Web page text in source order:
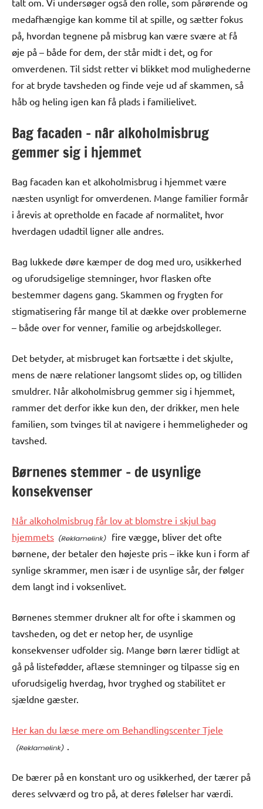
talt om. Vi undersøger også den rolle, som pårørende og
medafhængige kan komme til at spille, og sætter fokus
på, hvordan tegnene på misbrug kan være svære at få
øje på – både for dem, der står midt i det, og for
omverdenen. Til sidst retter vi blikket mod mulighederne
for at bryde tavsheden og finde veje ud af skammen, så
håb og heling igen kan få plads i familielivet.
Bag facaden – når alkoholmisbrug
gemmer sig i hjemmet
Bag facaden kan et alkoholmisbrug i hjemmet være
næsten usynligt for omverdenen. Mange familier formår
i årevis at opretholde en facade af normalitet, hvor
hverdagen udadtil ligner alle andres.
Bag lukkede døre kæmper de dog med uro, usikkerhed
og uforudsigelige stemninger, hvor flasken ofte
bestemmer dagens gang. Skammen og frygten for
stigmatisering får mange til at dække over problemerne
– både over for venner, familie og arbejdskolleger.
Det betyder, at misbruget kan fortsætte i det skjulte,
mens de nære relationer langsomt slides op, og tilliden
smuldrer. Når alkoholmisbrug gemmer sig i hjemmet,
rammer det derfor ikke kun den, der drikker, men hele
familien, som tvinges til at navigere i hemmeligheder og
tavshed.
Børnenes stemmer – de usynlige
konsekvenser
Når alkoholmisbrug får lov at blomstre i skjul bag
hjemmets
fire vægge, bliver det ofte
børnene, der betaler den højeste pris – ikke kun i form af
synlige skrammer, men især i de usynlige sår, der følger
dem langt ind i voksenlivet.
Børnenes stemmer drukner alt for ofte i skammen og
tavsheden, og det er netop her, de usynlige
konsekvenser udfolder sig. Mange børn lærer tidligt at
gå på listefødder, aflæse stemninger og tilpasse sig en
uforudsigelig hverdag, hvor tryghed og stabilitet er
sjældne gæster.
Her kan du læse mere om Behandlingscenter Tjele
.
De bærer på en konstant uro og usikkerhed, der tærer på
deres selvværd og tro på, at deres følelser har værdi.